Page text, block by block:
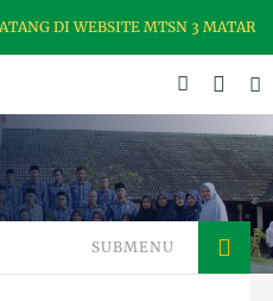
DI WEBSITE MTSN 3
SUBMENU